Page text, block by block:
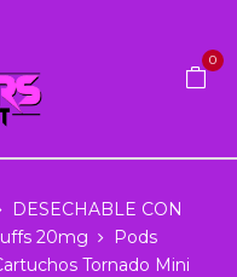
0
DESECHABLE CON
20mg
Pods
Tornado Mini